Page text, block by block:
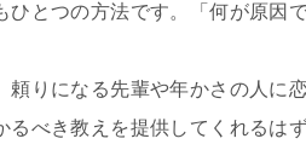
ひとつの方法です。「何が原因
頼りになる先輩や年かさの人に
るべき教えを提供してくれるはず